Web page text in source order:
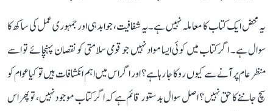
یہ محض ایک کتاب کا معاملہ نہیں ہے۔ یہ شفافیت، جوابدہی اور جمہوری عمل کی ساکھ کا
سوال ہے۔ اگر کتاب میں کوئی ایسا مواد نہیں جو قومی سلامتی کو نقصان پہنچائے تو اسے
منظر عام پر آنے سے کیوں روکا جا رہا ہے؟ اور اگر اس میں اہم انکشافات ہیں تو کیا عوام کو
سچ جاننے کا حق نہیں؟ اصل سوال بدستور قائم ہے کہ اگر کتاب موجود نہیں، تو پھر اس